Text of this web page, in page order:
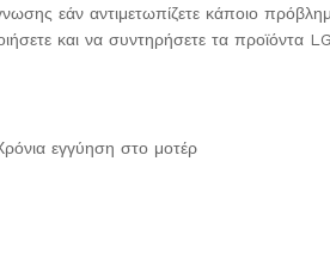
εάν αντιμετωπίζετε κάποιο
και να συντηρήσετε τα προϊόντα
εγγύηση στο μοτέρ